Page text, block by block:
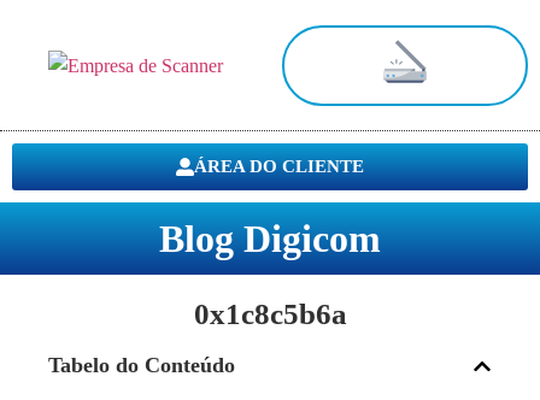
ÁREA DO CLIENTE
Blog Digicom
0x1c8c5b6a
Tabelo do Conteúdo